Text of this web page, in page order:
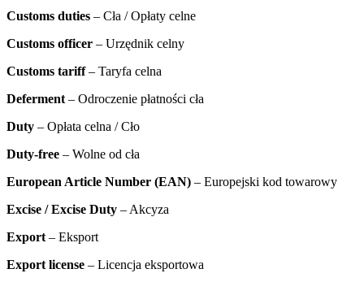
Customs duties – Cła / Opłaty celne
Customs officer – Urzędnik celny
Customs tariff– Taryfa celna
Deferment – Odroczenie płatności cła
Duty – Opłata celna / Cło
Duty-free – Wolne od cła
European Article Number (EAN) – Europejski kod towarowy
Excise / Excise Duty – Akcyza
Export – Eksport
Export license – Licencja eksportowa